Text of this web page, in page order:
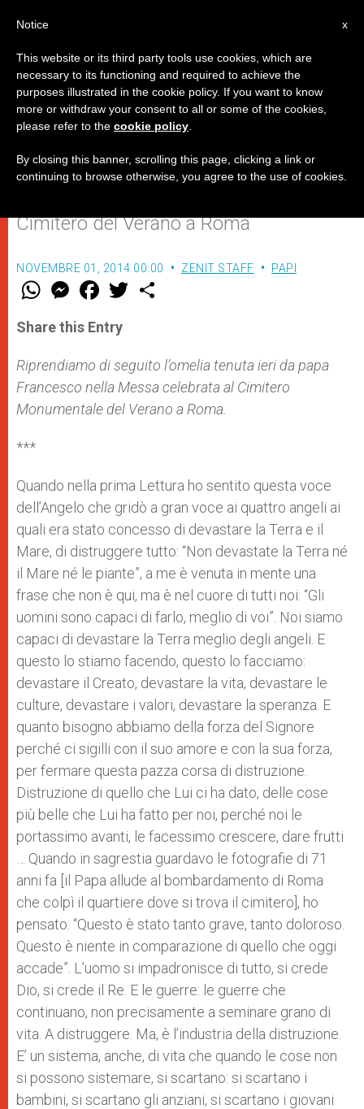
"Fermare questa pazza corsa di
distruzione"
Cimitero del Verano a Roma
NOVEMBRE 01, 2014 00:00 ZENIT STAFF PAPI
W
t
s
p
p
M
e
s
e
g
e
r
F
a
e
b
o
k
w
r
Share this Entry
Riprendiamo di seguito l’omelia tenuta ieri da papa
Francesco nella Messa celebrata al Cimitero
Monumentale del Verano a Roma.
***
Quando nella prima Lettura ho sentito questa voce
dell’Angelo che gridò a gran voce ai quattro angeli ai
quali era stato concesso di devastare la Terra e il
Mare, di distruggere tutto: “Non devastate la Terra né
il Mare né le piante”, a me è venuta in mente una
frase che non è qui, ma è nel cuore di tutti noi: “Gli
uomini sono capaci di farlo, meglio di voi”. Noi siamo
capaci di devastare la Terra meglio degli angeli. E
questo lo stiamo facendo, questo lo facciamo:
devastare il Creato, devastare la vita, devastare le
culture, devastare i valori, devastare la speranza. E
quanto bisogno abbiamo della forza del Signore
perché ci sigilli con il suo amore e con la sua forza,
per fermare questa pazza corsa di distruzione.
Distruzione di quello che Lui ci ha dato, delle cose
più belle che Lui ha fatto per noi, perché noi le
portassimo avanti, le facessimo crescere, dare frutti
… Quando in sagrestia guardavo le fotografie di 71
anni fa [il Papa allude al bombardamento di Roma
che colpì il quartiere dove si trova il cimitero], ho
pensato: “Questo è stato tanto grave, tanto doloroso.
Questo è niente in comparazione di quello che oggi
accade”. L’uomo si impadronisce di tutto, si crede
Dio, si crede il Re. E le guerre: le guerre che
continuano, non precisamente a seminare grano di
vita. A distruggere. Ma, è l’industria della distruzione.
E’ un sistema, anche, di vita che quando le cose non
si possono sistemare, si scartano: si scartano i
bambini, si scartano gli anziani, si scartano i giovani
x
Notice
This website or its third party tools use cookies, which are
necessary to its functioning and required to achieve the
purposes illustrated in the cookie policy. If you want to know
more or withdraw your consent to all or some of the cookies,
please refer to the cookie policy
By closing this banner, scrolling this page, clicking a link or
continuing to browse otherwise, you agree to the use of cookies.